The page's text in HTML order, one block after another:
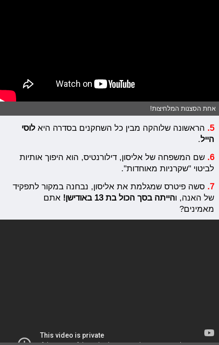
אחת הסצנות המלחיצות!
5. הראשונה שלוהקה מבין כל השחקנים בסדרה היאלוסי
הייל.
6. שם המשפחה של אליסון, דילורנטיס, הוא היפוך אותיות
לביטוי "שקרניות מאוחדות".
7. סשה פיטרס שמגלמת את אליסון, נבחנה במקור לתפקיד
של האנה, והייתה בסך הכול בת 13 באודישן!
אתם
מאמינים?